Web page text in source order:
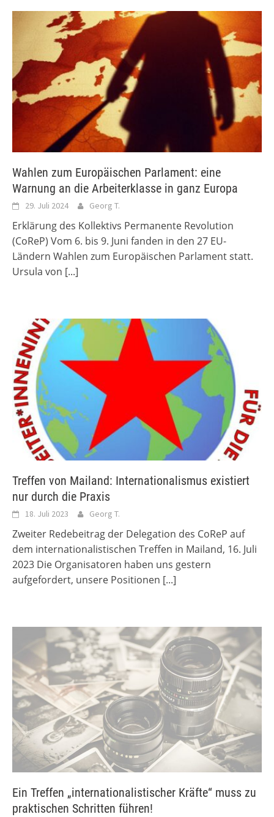
Wahlen zum Europäischen Parlament: eine
Warnung an die Arbeiterklasse in ganz Europa
29. Juli 2024 Georg T.
Erklärung des Kollektivs Permanente Revolution
(CoReP) Vom 6. bis 9. Juni fanden in den 27 EU-
Ländern Wahlen zum Europäischen Parlament statt.
Ursula von [...]
Treffen von Mailand: Internationalismus existiert
nur durch die Praxis
18. Juli 2023 Georg T.
Zweiter Redebeitrag der Delegation des CoReP auf
dem internationalistischen Treffen in Mailand, 16. Juli
2023 Die Organisatoren haben uns gestern
aufgefordert, unsere Positionen [...]
Ein Treffen „internationalistischer Kräfte“ muss zu
praktischen Schritten führen!